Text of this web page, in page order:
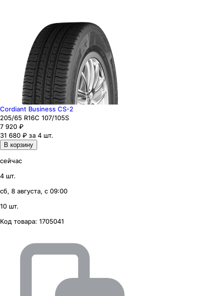
Cordiant Business CS-2
205/65 R16C 107/105S
7 920 ₽
31 680 ₽ за 4 шт.
В корзину
сейчас
4 шт.
сб, 8 августа, с 09:00
10 шт.
Код товара: 1705041